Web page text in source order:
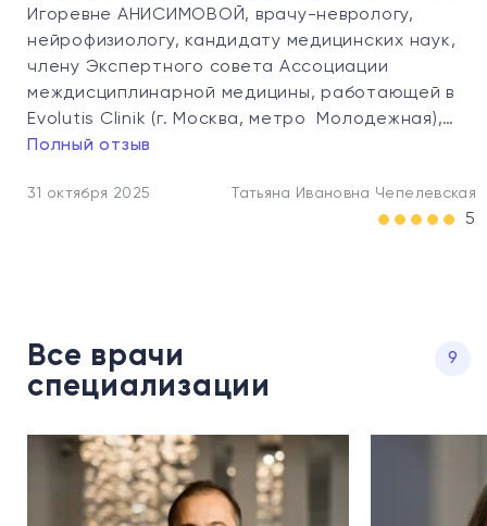
Игоревне АНИСИМОВОЙ, врачу-неврологу,
нейрофизиологу, кандидату медицинских наук,
члену Экспертного совета Ассоциации
междисциплинарной медицины, работающей в
Evolutis Clinik (г. Москва, метро Молодежная),…
Полный отзыв
31 октября 2025 Татьяна Ивановна Чепелевская
5
Все врачи
специализации
9